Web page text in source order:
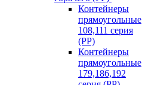
Контейнеры
прямоугольные
108,111 серия
(PP)
Контейнеры
прямоугольные
179,186,192